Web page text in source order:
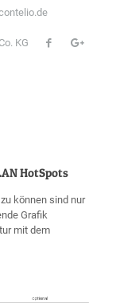
KG
HotSpots
können sind nur
Grafik
mit dem